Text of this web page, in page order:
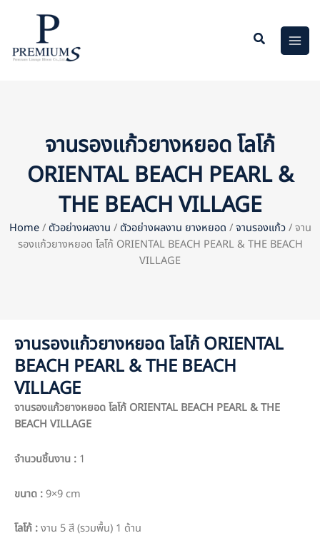
จานรองแก้วยางหยอด โลโก้
ORIENTAL BEACH PEARL &
THE BEACH VILLAGE
Home/ ตัวอย่างผลงาน / ตัวอย่างผลงาน ยางหยอด /จานรองแก้ว/ จาน
รองแก้วยางหยอด โลโก้ ORIENTAL BEACH PEARL & THE BEACH
VILLAGE
จานรองแก้วยางหยอด โลโก้ ORIENTAL
BEACH PEARL & THE BEACH
VILLAGE
จานรองแก้วยางหยอด โลโก้ ORIENTAL BEACH PEARL & THE
BEACH VILLAGE
จำนวนชิ้นงาน : 1
ขนาด :9×9 cm
โลโก้ :งาน 5 สี (รวมพื้น) 1 ด้าน